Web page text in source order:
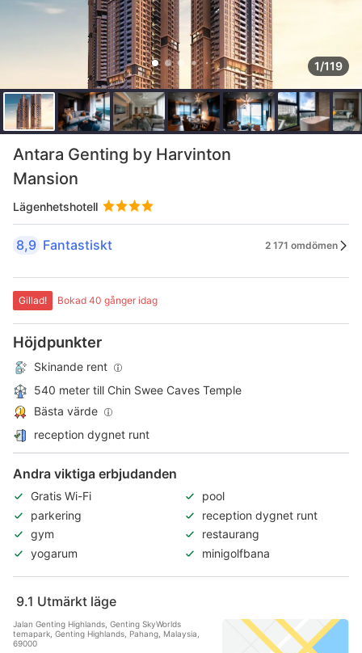
1/119
Antara Genting by Harvinton
Mansion
Lägenhetshotell
8,9 Fantastiskt 2 171 omdömen
Gillad! Bokad 40 gånger idag
Höjdpunkter
Skinande rent
540 meter till Chin Swee Caves Temple
Bästa värde
reception dygnet runt
Andra viktiga erbjudanden
Gratis Wi-Fi
pool
parkering
reception dygnet runt
gym
restaurang
yogarum
minigolfbana
9.1 Utmärkt läge
Jalan Genting Highlands, Genting SkyWorlds
temapark, Genting Highlands, Pahang, Malaysia,
69000